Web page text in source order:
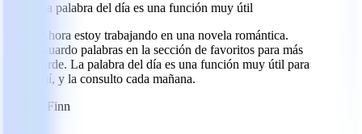
La palabra del día es una función muy útil
Ahora estoy trabajando en una novela romántica.
Guardo palabras en la sección de favoritos para más
tarde. La palabra del día es una función muy útil para
mí, y la consulto cada mañana.
Tate Finn